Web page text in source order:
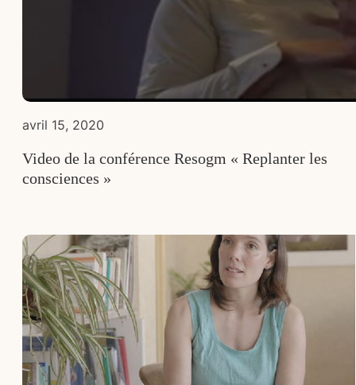
avril 15, 2020
Video de la conférence Resogm « Replanter les
consciences »